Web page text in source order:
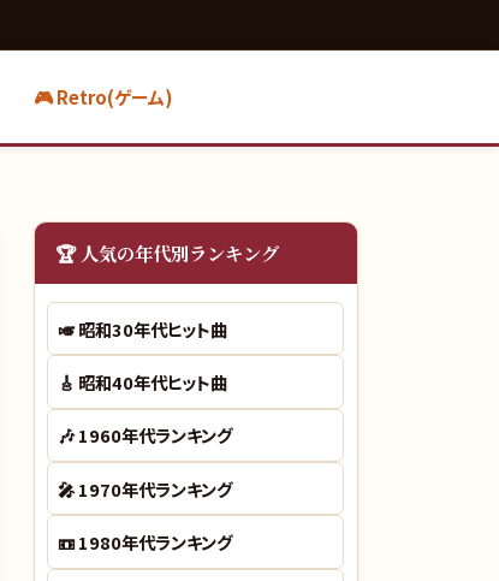
🎮 Retro(ゲーム)
🏆 人気の年代別ランキング
🎺昭和30年代ヒット曲
🎸 昭和40年代ヒット曲
🎶1960年代ランキング
🎤1970年代ランキング
📼1980年代ランキング